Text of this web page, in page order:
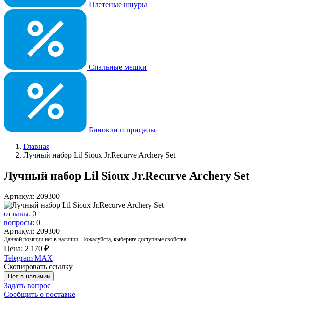
Плетеные шнуры
Спальные мешки
Бинокли и прицелы
Главная
Лучный набор Lil Sioux Jr.Recurve Archery Set
Лучный набор Lil Sioux Jr.Recurve Archery Set
Артикул: 209300
отзывы: 0
вопросы: 0
Артикул: 209300
Данной позиции нет в наличии. Пожалуйста, выберите доступные свойства.
Цена: 2 170 ₽
Telegram MAX
Скопировать ссылку
Нет в наличии
Задать вопрос
Сообщить о поставке